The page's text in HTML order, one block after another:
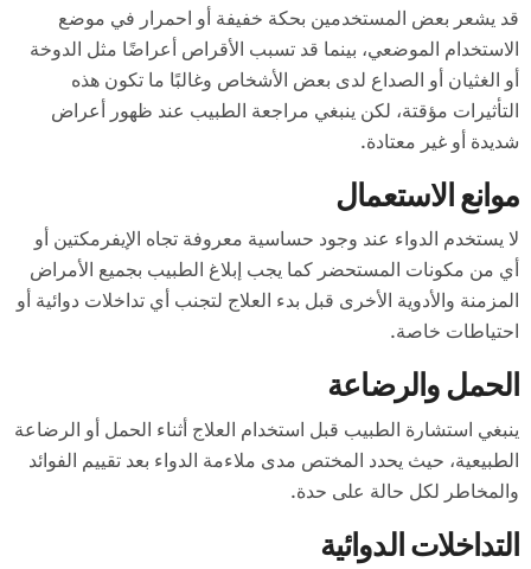
قد يشعر بعض المستخدمين بحكة خفيفة أو احمرار في موضع
الاستخدام الموضعي، بينما قد تسبب الأقراص أعراضًا مثل الدوخة
أو الغثيان أو الصداع لدى بعض الأشخاص وغالبًا ما تكون هذه
التأثيرات مؤقتة، لكن ينبغي مراجعة الطبيب عند ظهور أعراض
شديدة أو غير معتادة.
موانع الاستعمال
لا يستخدم الدواء عند وجود حساسية معروفة تجاه الإيفرمكتين أو
أي من مكونات المستحضر كما يجب إبلاغ الطبيب بجميع الأمراض
المزمنة والأدوية الأخرى قبل بدء العلاج لتجنب أي تداخلات دوائية أو
احتياطات خاصة.
الحمل والرضاعة
ينبغي استشارة الطبيب قبل استخدام العلاج أثناء الحمل أو الرضاعة
الطبيعية، حيث يحدد المختص مدى ملاءمة الدواء بعد تقييم الفوائد
والمخاطر لكل حالة على حدة.
التداخلات الدوائية